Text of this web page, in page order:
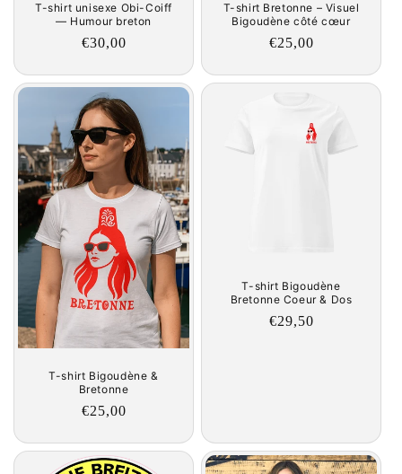
T-shirt unisexe Obi-Coiff
— Humour breton
Regular
€30,00
T-shirt Bretonne – Visuel
Bigoudène côté cœur
Regular
€25,00
T-shirt Bigoudène &
Bretonne
Regular
€25,00
T-shirt Bigoudène
Bretonne Coeur & Dos
Regular
€29,50